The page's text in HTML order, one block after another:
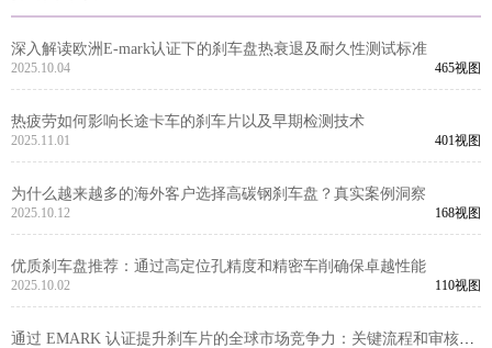
深入解读欧洲E-mark认证下的刹车盘热衰退及耐久性测试标准
2025.10.04 465视图
热疲劳如何影响长途卡车的刹车片以及早期检测技术
2025.11.01 401视图
为什么越来越多的海外客户选择高碳钢刹车盘？真实案例洞察
2025.10.12 168视图
优质刹车盘推荐：通过高定位孔精度和精密车削确保卓越性能
2025.10.02 110视图
通过 EMARK 认证提升刹车片的全球市场竞争力：关键流程和审核洞